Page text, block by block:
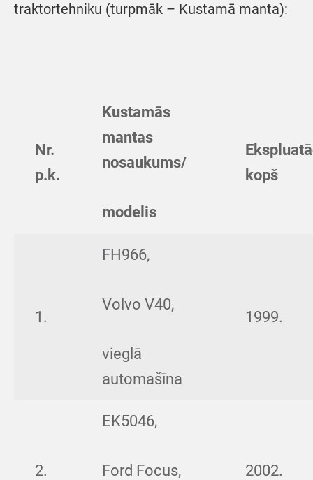
traktortehniku (turpmāk – Kustamā manta):
Nr.
p.k.
Kustamās
mantas
nosaukums/
modelis
kopš
1.
FH966,
Volvo V40,
vieglā
automašīna
1999.
2.
EK5046,
Ford Focus,
2002.